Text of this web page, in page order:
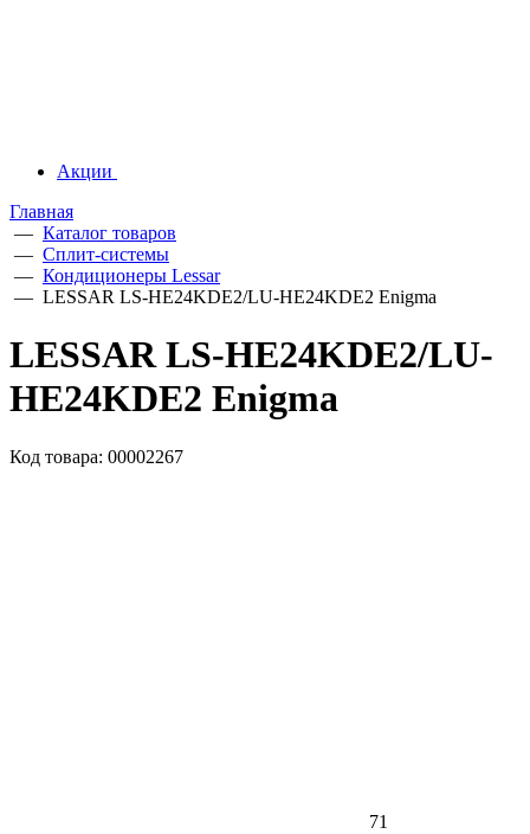
Акции
Главная
— Каталог товаров
— Сплит-системы
— Кондиционеры Lessar
— LESSAR LS-HE24KDE2/LU-HE24KDE2 Enigma
LESSAR LS-HE24KDE2/LU-
HE24KDE2 Enigma
Код товара: 00002267
71